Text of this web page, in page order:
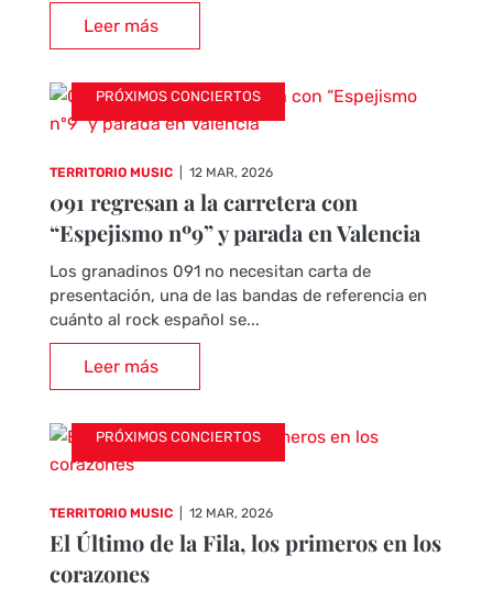
Leer más
PRÓXIMOS CONCIERTOS
TERRITORIO MUSIC 12 MAR, 2026
091 regresan a la carretera con
“Espejismo nº9” y parada en Valencia
Los granadinos 091 no necesitan carta de
presentación, una de las bandas de referencia en
cuánto al rock español se...
Leer más
PRÓXIMOS CONCIERTOS
TERRITORIO MUSIC 12 MAR, 2026
El Último de la Fila, los primeros en los
corazones